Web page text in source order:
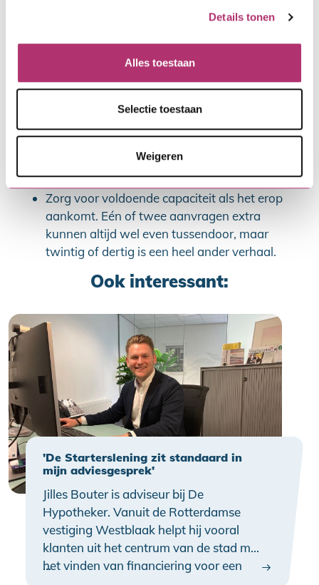
Details tonen
Alles toestaan
Selectie toestaan
Weigeren
Weet welk product je aanbiedt. Wij hebben,
aanvraagstraat van de Starterslening bekeken
gemaakt. Soms wordt een document door
bouwgroepleden of de verstrekker van de
eerste hypotheek net anders genoemd dan in
soort dingen zijn handig om van tevoren te
weten. Scheelt een hoop telefoontjes.
Zorg voor voldoende capaciteit als het erop
aankomt. Eén of twee aanvragen extra
kunnen altijd wel even tussendoor, maar
twintig of dertig is een heel ander verhaal.
Ook interessant:
'De Starterslening zit standaard in
mijn adviesgesprek'
Jilles Bouter is adviseur bij De
Hypotheker. Vanuit de Rotterdamse
vestiging Westblaak helpt hij vooral
klanten uit het centrum van de stad met
het vinden van financiering voor een
…